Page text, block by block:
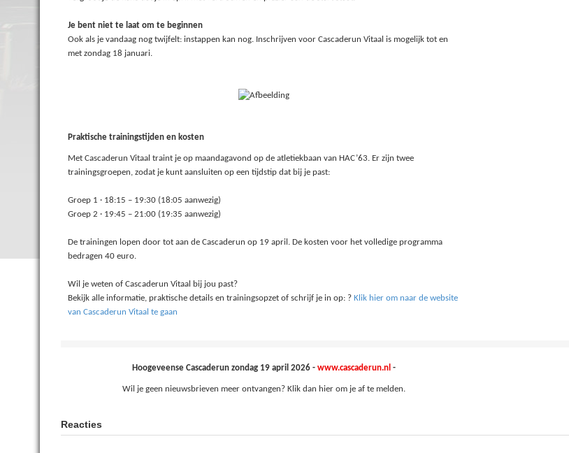
Je bent niet te laat om te beginnen
Ook als je vandaag nog twijfelt: instappen kan nog. Inschrijven voor Cascaderun Vitaal is mogelijk tot en
met zondag 18 januari.
Praktische trainingstijden en kosten
Met Cascaderun Vitaal traint je op maandagavond op de atletiekbaan van HAC’63. Er zijn twee
trainingsgroepen, zodat je kunt aansluiten op een tijdstip dat bij je past:
Groep 1 · 18:15 – 19:30 (18:05 aanwezig)
Groep 2 · 19:45 – 21:00 (19:35 aanwezig)
De trainingen lopen door tot aan de Cascaderun op 19 april. De kosten voor het volledige programma
bedragen 40 euro.
Wil je weten of Cascaderun Vitaal bij jou past?
Bekijk alle informatie, praktische details en trainingsopzet of schrijf je in op: ? Klik hier om naar de website
van Cascaderun Vitaal te gaan
Hoogeveense Cascaderun zondag 19 april 2026 - www.cascaderun.nl -
Wil je geen nieuwsbrieven meer ontvangen? Klik dan hierom je af te melden.
Reacties